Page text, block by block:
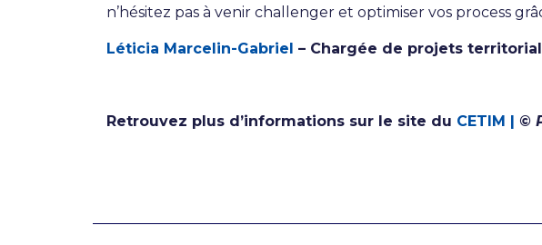
n’hésitez pas à venir challenger et optimiser vos process
Léticia Marcelin-Gabriel – Chargée de projets
Retrouvez plus d’informations sur le site du CETIM | ©